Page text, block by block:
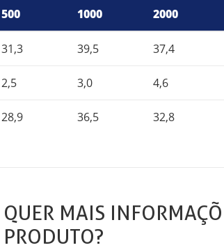
500 1000 2000
31,3 39,5 37,4
2,5 3,0 4,6
28,9 36,5 32,8
QUER MAIS
PRODUTO?